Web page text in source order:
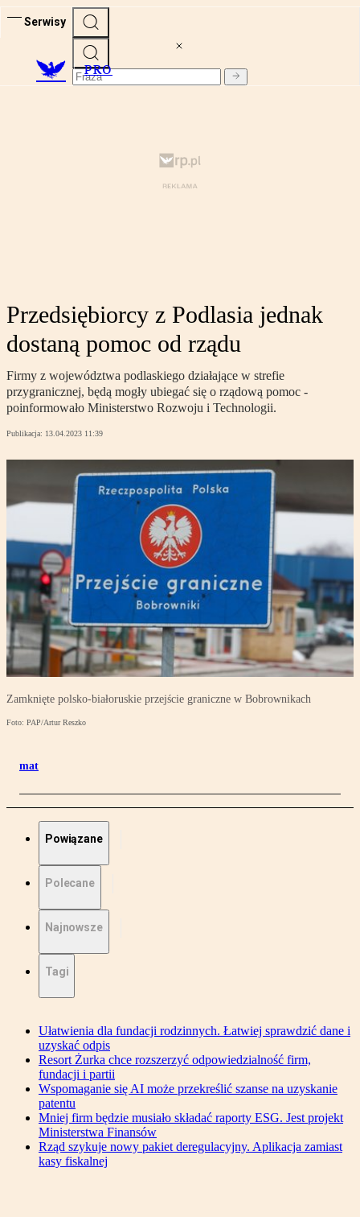
Serwisy
PRO
Przedsiębiorcy z Podlasia jednak
dostaną pomoc od rządu
Firmy z województwa podlaskiego działające w strefie
przygranicznej, będą mogły ubiegać się o rządową pomoc -
poinformowało Ministerstwo Rozwoju i Technologii.
Publikacja: 13.04.2023 11:39
Zamknięte polsko-białoruskie przejście graniczne w Bobrownikach
Foto: PAP/Artur Reszko
mat
Powiązane
Polecane
Najnowsze
Tagi
Ułatwienia dla fundacji rodzinnych. Łatwiej sprawdzić dane i
uzyskać odpis
Resort Żurka chce rozszerzyć odpowiedzialność firm,
fundacji i partii
Wspomaganie się AI może przekreślić szanse na uzyskanie
patentu
Mniej firm będzie musiało składać raporty ESG. Jest projekt
Ministerstwa Finansów
Rząd szykuje nowy pakiet deregulacyjny. Aplikacja zamiast
kasy fiskalnej